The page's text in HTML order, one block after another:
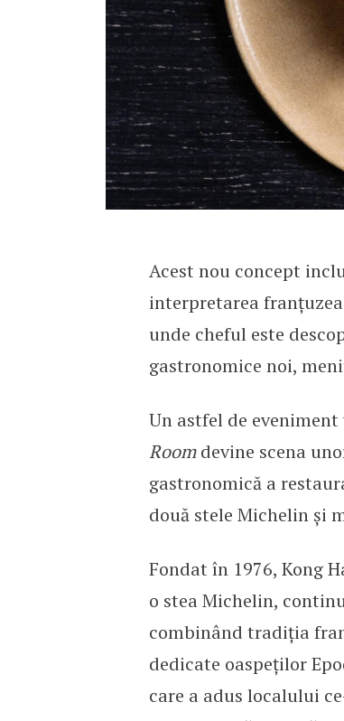
Acest nou concept
interpretarea
unde cheful este
gastronomice noi,
Un astfel de eveniment
Roomdevine scena
gastronomică a
două stele Michelin și
Fondat în 1976, Kong
o stea Michelin,
combinând tradiția
dedicate oaspeților
care a adus localului